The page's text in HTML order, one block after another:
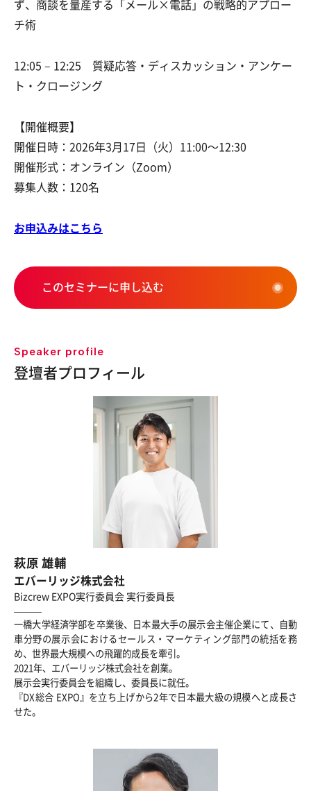
ず、商談を量産する「メール×電話」の戦略的アプロー
チ術
12:05 – 12:25 質疑応答・ディスカッション・アンケー
ト・クロージング
【開催概要】
開催日時：2026年3月17日（火）11:00～12:30
開催形式：オンライン（Zoom）
募集人数：120名
お申込みはこちら
このセミナーに申し込む
Speaker profile
登壇者プロフィール
萩原 雄輔
エバーリッジ株式会社
Bizcrew EXPO実行委員会 実行委員長
一橋大学経済学部を卒業後、日本最大手の展示会主催企業にて、自動
車分野の展示会におけるセールス・マーケティング部門の統括を務
め、世界最大規模への飛躍的成長を牽引。
2021年、エバーリッジ株式会社を創業。
展示会実行委員会を組織し、委員長に就任。
『DX総合 EXPO』を立ち上げから2年で日本最大級の規模へと成長さ
せた。